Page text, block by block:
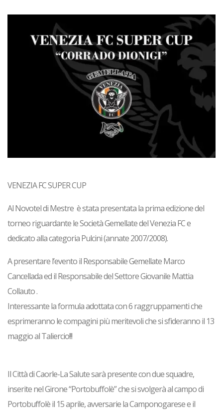
VENEZIA FC SUPER CUP
Al Novotel di Mestre è stata presentata la prima edizione del
torneo riguardante le Società Gemellate del Venezia FC e
dedicato alla categoria Pulcini (annate 2007/2008).
A presentare l’evento il Responsabile Gemellate Marco
Cancellada ed il Responsabile del Settore Giovanile Mattia
Collauto .
Interessante la formula adottata con 6raggruppamenti che
esprimeranno le compagini più meritevoli che si sfideranno il 13
maggio al Taliercio!!!
Il Città di Caorle-La Salute sarà presente con due squadre,
inserite nel Girone “Portobuffolè” che si svolgerà al campo di
Portobuffolè il 15 aprile, avversarie la Camponogarese e il